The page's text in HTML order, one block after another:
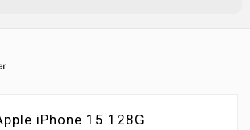
iPhone 15 128G